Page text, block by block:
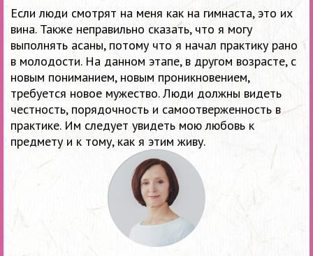
Если люди смотрят на меня как на гимнаста, это их
вина. Также неправильно сказать, что я могу
выполнять асаны, потому что я начал практику рано
в молодости. На данном этапе, в другом возрасте, с
новым пониманием, новым проникновением,
требуется новое мужество. Люди должны видеть
честность, порядочность и самоотверженность в
практике. Им следует увидеть мою любовь к
предмету и к тому, как я этим живу.